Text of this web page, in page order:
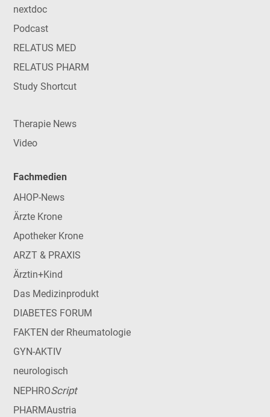
nextdoc
Podcast
RELATUS MED
RELATUS PHARM
Study Shortcut
Therapie News
Video
Fachmedien
AHOP-News
Ärzte Krone
Apotheker Krone
ARZT & PRAXIS
Ärztin+Kind
Das Medizinprodukt
DIABETES FORUM
FAKTEN der Rheumatologie
GYN-AKTIV
neurologisch
NEPHROScript
PHARMAustria